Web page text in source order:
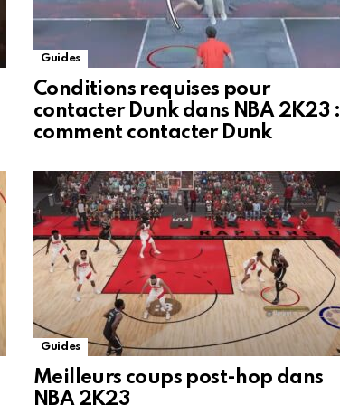
Guides
Conditions requises pour
contacter Dunk dans NBA 2K23 :
comment contacter Dunk
Guides
Meilleurs coups post-hop dans
NBA 2K23